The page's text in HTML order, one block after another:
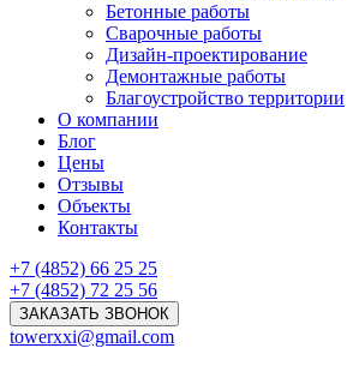
Бетонные работы
Сварочные работы
Дизайн-проектирование
Демонтажные работы
Благоустройство территории
О компании
Блог
Цены
Отзывы
Объекты
Контакты
+7 (4852) 66 25 25
+7 (4852) 72 25 56
ЗАКАЗАТЬ ЗВОНОК
towerxxi@gmail.com